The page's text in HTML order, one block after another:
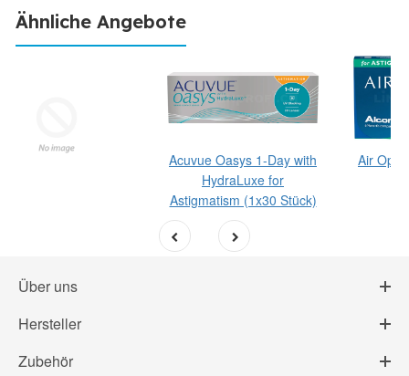
Ähnliche Angebote
Acuvue Oasys 1-Day with
HydraLuxe for
Astigmatism (1x30 Stück)
Air
Über uns
Hersteller
Zubehör